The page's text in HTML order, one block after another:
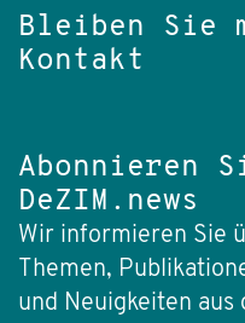
Bleiben Sie
Kontakt
Abonnieren
DeZIM.news
Wir informieren Sie
Themen,
und Neuigkeiten aus